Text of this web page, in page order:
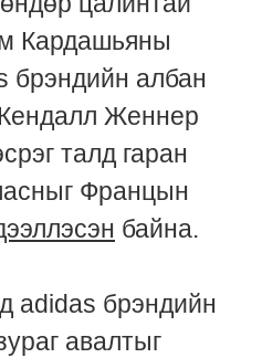
Кардашьяны
брэндийн албан
Женнер
талд гаран
Францын
байна.
adidas брэндийн
авалтыг